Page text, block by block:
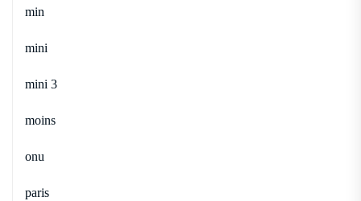
min
mini
mini 3
moins
onu
paris